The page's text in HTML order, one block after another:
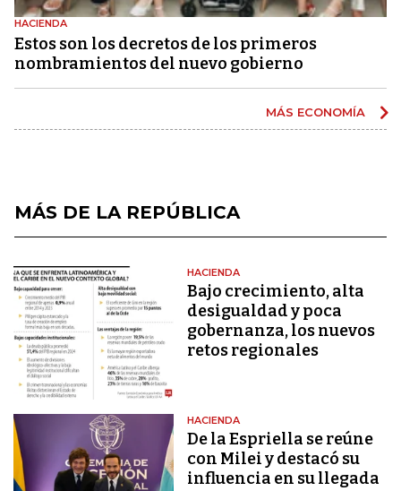
HACIENDA
Estos son los decretos de los primeros
nombramientos del nuevo gobierno
MÁS ECONOMÍA
MÁS DE LA REPÚBLICA
HACIENDA
Bajo crecimiento, alta
desigualdad y poca
gobernanza, los nuevos
retos regionales
HACIENDA
De la Espriella se reúne
con Milei y destacó su
influencia en su llegada